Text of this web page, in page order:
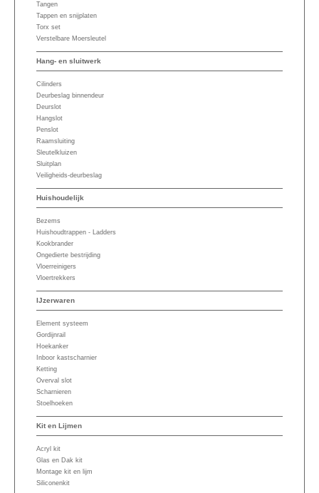
Tangen
Tappen en snijplaten
Torx set
Verstelbare Moersleutel
Hang- en sluitwerk
Cilinders
Deurbeslag binnendeur
Deurslot
Hangslot
Penslot
Raamsluiting
Sleutelkluizen
Sluitplan
Veiligheids-deurbeslag
Huishoudelijk
Bezems
Huishoudtrappen - Ladders
Kookbrander
Ongedierte bestrijding
Vloerreinigers
Vloertrekkers
IJzerwaren
Element systeem
Gordijnrail
Hoekanker
Inboor kastscharnier
Ketting
Overval slot
Scharnieren
Stoelhoeken
Kit en Lijmen
Acryl kit
Glas en Dak kit
Montage kit en lijm
Siliconenkit